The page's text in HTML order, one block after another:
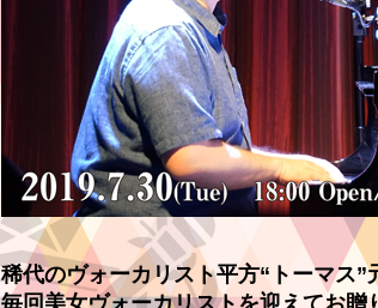
稀代のヴォーカリスト平方“トーマス”
毎回美女ヴォーカリストを迎えてお